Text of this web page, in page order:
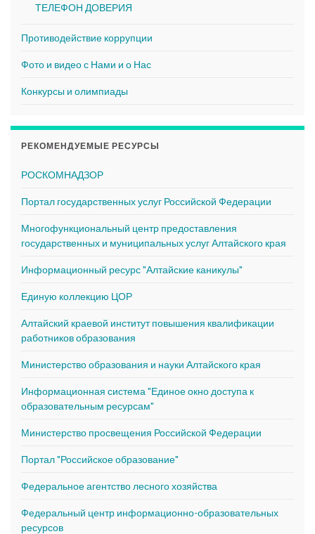
ТЕЛЕФОН ДОВЕРИЯ
Противодействие коррупции
Фото и видео с Нами и о Нас
Конкурсы и олимпиады
РЕКОМЕНДУЕМЫЕ РЕСУРСЫ
РОСКОМНАДЗОР
Портал государственных услуг Российской Федерации
Многофункциональный центр предоставления
государственных и муниципальных услуг Алтайского края
Информационный ресурс "Алтайские каникулы"
Единую коллекцию ЦОР
Алтайский краевой институт повышения квалификации
работников образования
Министерство образования и науки Алтайского края
Информационная система "Единое окно доступа к
образовательным ресурсам"
Министерство просвещения Российской Федерации
Портал "Российское образование"
Федеральное агентство лесного хозяйства
Федеральный центр информационно-образовательных
ресурсов